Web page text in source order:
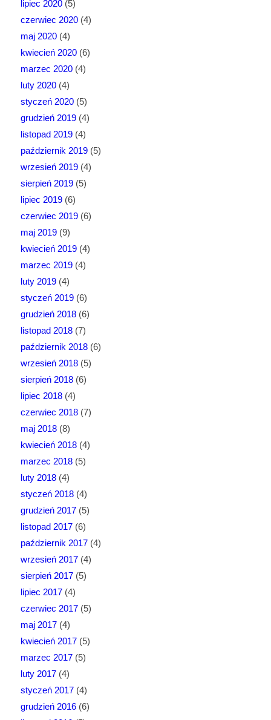
lipiec 2020(5)
czerwiec 2020(4)
maj 2020(4)
kwiecień 2020(6)
marzec 2020(4)
luty 2020(4)
styczeń 2020(5)
grudzień 2019(4)
listopad 2019(4)
październik 2019(5)
wrzesień 2019(4)
sierpień 2019(5)
lipiec 2019(6)
czerwiec 2019(6)
maj 2019(9)
kwiecień 2019(4)
marzec 2019(4)
luty 2019(4)
styczeń 2019(6)
grudzień 2018(6)
listopad 2018(7)
październik 2018(6)
wrzesień 2018(5)
sierpień 2018(6)
lipiec 2018(4)
czerwiec 2018(7)
maj 2018(8)
kwiecień 2018(4)
marzec 2018(5)
luty 2018(4)
styczeń 2018(4)
grudzień 2017(5)
listopad 2017(6)
październik 2017(4)
wrzesień 2017(4)
sierpień 2017(5)
lipiec 2017(4)
czerwiec 2017(5)
maj 2017(4)
kwiecień 2017(5)
marzec 2017(5)
luty 2017(4)
styczeń 2017(4)
grudzień 2016(6)